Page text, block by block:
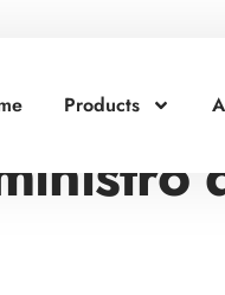
Products
hasta